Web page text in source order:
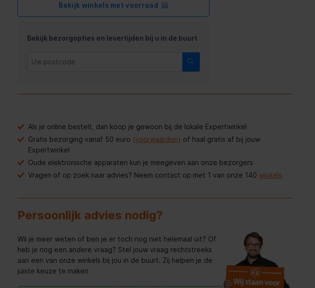
Bekijk winkels met voorraad
Bekijk bezorgopties en levertijden bij u in de buurt
Als je online bestelt, dan koop je gewoon bij de lokale Expertwinkel
Gratis bezorging vanaf 50 euro (voorwaarden) of haal gratis af bij jouw
Expertwinkel
Oude elektronische apparaten kun je meegeven aan onze bezorgers
Vragen of op zoek naar advies? Neem contact op met 1 van onze 140 winkels
Persoonlijk advies nodig?
Wil je meer weten of ben je er toch nog niet helemaal uit? Of
heb je nog een andere vraag? Stel jouw vraag rechtstreeks
aan een van onze winkels bij jou in de buurt. Zij helpen je de
juiste keuze te maken